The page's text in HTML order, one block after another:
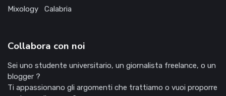
Mixology
Calabria
Collabora con noi
Sei uno studente universitario, un giornalista freelance, o un
blogger ?
Ti appassionano gli argomenti che trattiamo o vuoi proporre